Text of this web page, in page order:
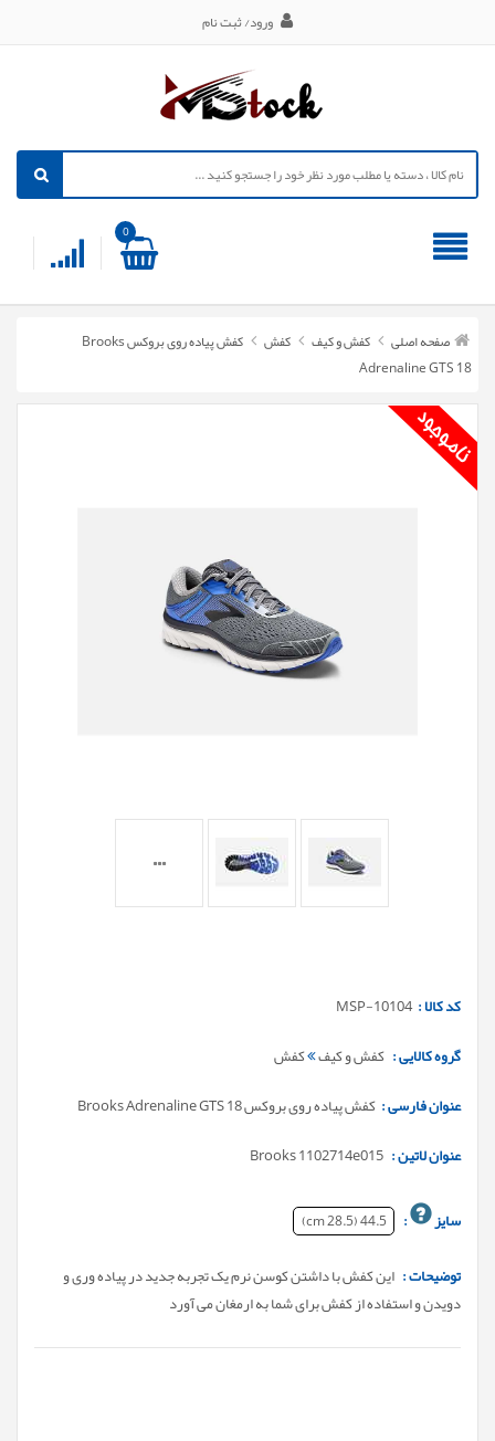
ورود/ ثبت نام
0
صفحه اصلی کفش و کیف کفش
کفش پیاده روی بروکس Brooks
Adrenaline GTS 18
کد کالا : MSP-10104
گروه کالایی : کفش و کیف کفش
عنوان فارسی : کفش پیاده روی بروکس Brooks Adrenaline GTS 18
عنوان لاتین :
سایز :
44.5 (28.5 cm)
توضیحات : این کفش با داشتن کوسن نرم یک تجربه جدید در پیاده وری و
دویدن و استفاده از کفش برای شما به ارمغان می آورد